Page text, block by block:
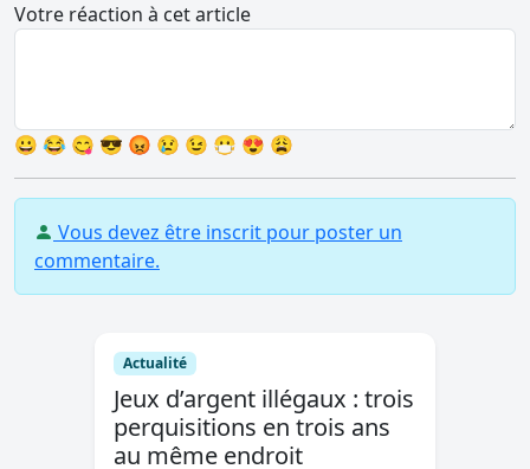
Votre réaction à cet article
😀 😂 😋 😎 😡 😢 😉 😷 😍 😩
Vous devez être inscrit pour poster un
commentaire.
Actualité
Jeux d’argent illégaux : trois
perquisitions en trois ans
au même endroit